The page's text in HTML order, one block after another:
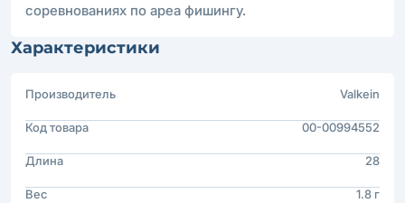
соревнованиях по ареа фишингу.
Характеристики
Производитель Valkein
Код товара 00-00994552
Длина 28
Вес 1.8 г